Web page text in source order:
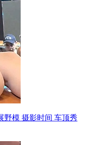
野模 摄影时间 车顶秀